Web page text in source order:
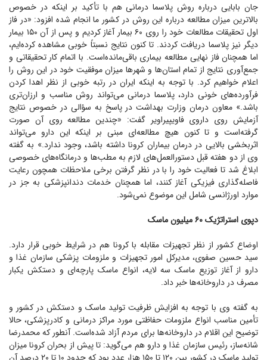
جان بابایی درباره روش پلاسما درمانی هم با تأکید بر اینکه در خصوص
بالاترین میزان مطالعه درباره این روش در کشور ما انجام شده افزود: «در فاز
اول تحقیقات مطالعات خود را روی ۶۰ بیمار آغاز کردیم و پس از آن ۱۵۰ بیمار
دیگر نیز پلاسما دریافت کردند. تا کنون نتایج نسبتاً خوبی مشاهده کرده‌ایم،
اما همچنان فاز نهایی مطالعه بیماری باقی‌مانده‌است. با اتمام کار تحقیقاتی و
جمع‌آوری نتایج از تمام استان‌ها و شهر‌ها میزان موفقیت خود در این روش را
اعلام خواهیم کرد. با توجه به اینکه ایران در رتبه خوبی از نظر اهدا کردن
فرآورده‌های خونی دارد، پلاسما درمانی می‌تواند روش مناسب و ارزان‌تری
باشد.» معاون درمان وزارت بهداشت در پاسخ به سؤالی در خصوص نتایج
آزمایش روی داروی فاویپیراویر گفت: «چندین مطالعه روی آن صورت
گرفته‌است و تا کنون هیچ مطالعه‌ای مبنی بر اینکه این دارو می‌تواند
اثربخشی بالایی در درمان بیماران کرونا داشته باشد، وجود ندارد.» به گفته
وی از دو هفته قبل دستورالعمل‌های لازم به مطب‌ها و درمانگاه‌های خصوصی
ابلاغ شد تا فعالیت خود را با در نظر گرفتن برخی ملاحظات همچون رعایت
فاصله‌گذاری فیزیکی آغاز کنند، اما همچنان خدمات دندانپزشکی به جز در
موارد اورژانسی شامل این موضوع نمی‌شود.
دپوی استراتژیک ۶۰ میلیون ماسک
اوضاع کشور از نظر تجهیزات مقابله با کرونا هم در شرایط خوبی قرار دارد.
سید حسین صفوی، مدیرکل امور تجهیزات و ملزومات پزشکی سازمان غذا و
دارو از آغاز توزیع ماسک سه لایه، انواع ماسک پارچه‌ای و دستکش یکبار
مصرف در داروخانه‌ها خبر داد.
به گفته وی با توجه به افزایش ظرفیت تولید ماسک و دستکش در کشور و
تأمین مناسب انواع ملزومات حفاظتی مورد مراکز درمانی و کادرپزشکی، حالا
توضیح این اقلام در داروخانه‌ها برای مردم آزاد شده‌است. آنطور که محمدرضا
شانه‌ساز، رئیس سازمان غذا و دارو هم می‌گوید: تا پیش از بحران کرونا میزان